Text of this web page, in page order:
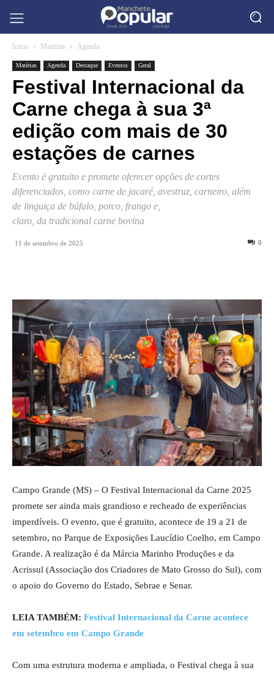
Início Matérias Agenda
Matérias Agenda Destaque Eventos Geral
Festival Internacional da
Carne chega à sua 3ª
edição com mais de 30
estações de carnes
Evento é gratuito e promete oferecer opções de cortes
diferenciados, como carne de jacaré, avestruz, carneiro, além
de linguiça de búfalo, porco, frango e,
claro, da tradicional carne bovina
11 de setembro de 2025 0
Campo Grande (MS) – O Festival Internacional da Carne 2025
promete ser ainda mais grandioso e recheado de experiências
imperdíveis. O evento, que é gratuito, acontece de 19 a 21 de
setembro, no Parque de Exposições Laucídio Coelho, em Campo
Grande. A realização é da Márcia Marinho Produções e da
Acrissul (Associação dos Criadores de Mato Grosso do Sul), com
o apoio do Governo do Estado, Sebrae e Senar.
LEIA TAMBÉM: Festival Internacional da Carne acontece
em setembro em Campo Grande
Com uma estrutura moderna e ampliada, o Festival chega à sua